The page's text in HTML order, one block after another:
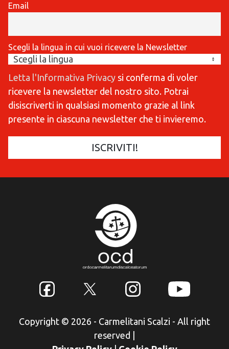
Email
Scegli la lingua in cui vuoi ricevere la Newsletter
Letta l'Informativa Privacy si conferma di voler
ricevere la newsletter del nostro sito. Potrai
disiscriverti in qualsiasi momento grazie al link
presente in ciascuna newsletter che ti invieremo.
Copyright © 2026 - Carmelitani Scalzi - All right
reserved